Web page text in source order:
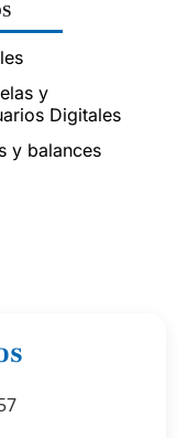
y
Digitales
y balances